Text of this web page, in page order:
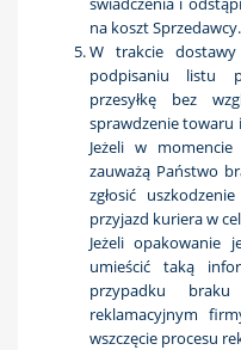
na koszt Sprzedawcy.
W trakcie
podpisaniu listu
przesyłkę bez
sprawdzenie towaru
Jeżeli w momencie
zauważą Państwo
zgłosić
przyjazd kuriera w
Jeżeli opakowanie
umieścić taką
przypadku
reklamacyjnym
wszczęcie procesu